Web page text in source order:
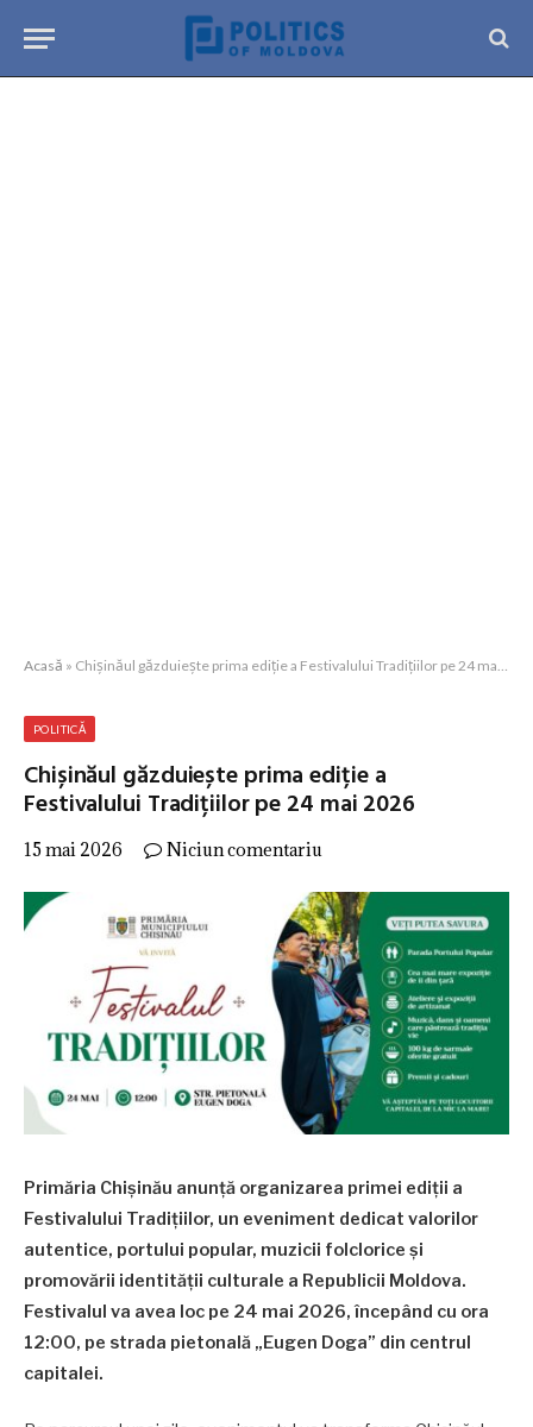
Acasă » Chișinăul găzduiește prima ediție a Festivalului Tradițiilor pe 24 mai 2026
POLITICĂ
Chișinăul găzduiește prima ediție a
Festivalului Tradițiilor pe 24 mai 2026
15 mai 2026 Niciun comentariu
Primăria Chișinău anunță organizarea primei ediții a
Festivalului Tradițiilor, un eveniment dedicat valorilor
autentice, portului popular, muzicii folclorice și
promovării identității culturale a Republicii Moldova.
Festivalul va avea loc pe 24 mai 2026, începând cu ora
12:00, pe strada pietonală „Eugen Doga” din centrul
capitalei.